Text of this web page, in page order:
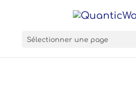
Sélectionner une page